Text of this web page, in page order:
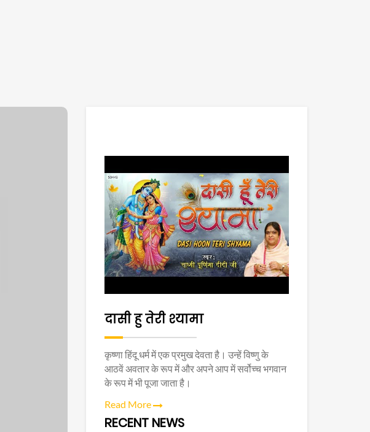
दासी हु तेरी श्यामा
कृष्णा हिंदू धर्म में एक प्रमुख देवता है। उन्हें विष्णु के
आठवें अवतार के रूप में और अपने आप में सर्वोच्च भगवान
के रूप में भी पूजा जाता है।
Read More
RECENT NEWS